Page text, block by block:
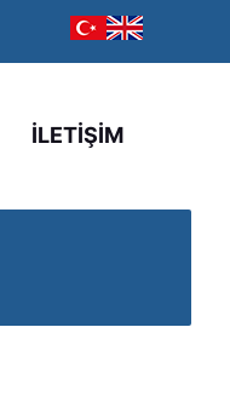
İLETİŞİM